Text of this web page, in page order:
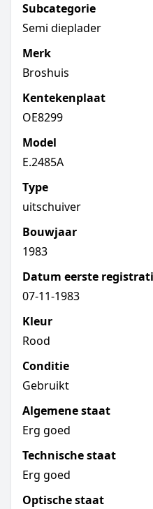
Subcategorie
Semi dieplader
Merk
Broshuis
Kentekenplaat
OE8299
Model
E.2485A
Type
uitschuiver
Bouwjaar
1983
Datum eerste
07-11-1983
Kleur
Rood
Conditie
Gebruikt
Algemene staat
Erg goed
Technische staat
Erg goed
Optische staat